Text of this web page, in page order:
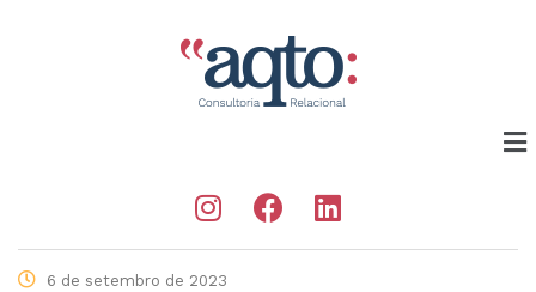
6 de setembro de 2023